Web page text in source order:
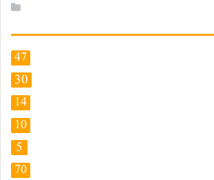
47
30
14
10
5
70